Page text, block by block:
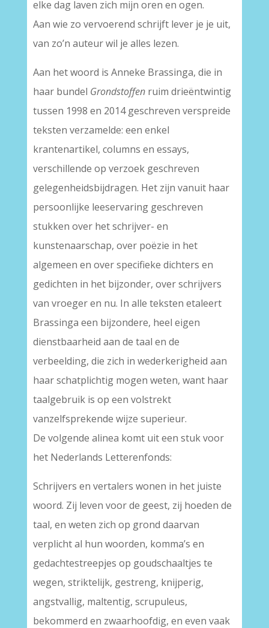
elke dag laven zich mijn oren en ogen.
Aan wie zo vervoerend schrijft lever je je uit,
van zo’n auteur wil je alles lezen.
Aan het woord is Anneke Brassinga, die in
haar bundel Grondstoffenruim drieëntwintig
tussen 1998 en 2014 geschreven verspreide
teksten verzamelde: een enkel
krantenartikel, columns en essays,
verschillende op verzoek geschreven
gelegenheidsbijdragen. Het zijn vanuit haar
persoonlijke leeservaring geschreven
stukken over het schrijver- en
kunstenaarschap, over poëzie in het
algemeen en over specifieke dichters en
gedichten in het bijzonder, over schrijvers
van vroeger en nu. In alle teksten etaleert
Brassinga een bijzondere, heel eigen
dienstbaarheid aan de taal en de
verbeelding, die zich in wederkerigheid aan
haar schatplichtig mogen weten, want haar
taalgebruik is op een volstrekt
vanzelfsprekende wijze superieur.
De volgende alinea komt uit een stuk voor
het Nederlands Letterenfonds:
Schrijvers en vertalers wonen in het juiste
woord. Zij leven voor de geest, zij hoeden de
taal, en weten zich op grond daarvan
verplicht al hun woorden, komma’s en
gedachtestreepjes op goudschaaltjes te
wegen, striktelijk, gestreng, knijperig,
angstvallig, maltentig, scrupuleus,
bekommerd en zwaarhoofdig, en even vaak